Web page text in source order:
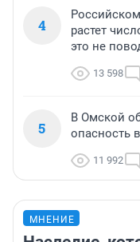
4
растет
это не
13 598
5
В Омской
опасность
11 992
МНЕНИЕ